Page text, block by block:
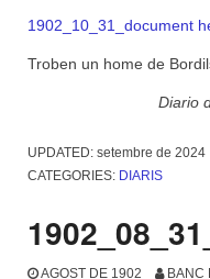
1902_10_31_document
Troben un home de
Diario
UPDATED: setembre de 2024
CATEGORIES: DIARIS
AGOST DE 1902 BANC